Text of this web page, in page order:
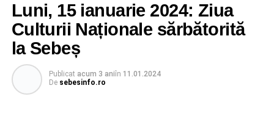
Luni, 15 ianuarie 2024: Ziua
Culturii Naționale sărbătorită
la Sebeș
Publicat acum 3 aniîn 11.01.2024
De sebesinfo.ro